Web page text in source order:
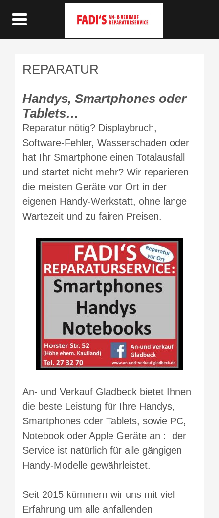
REPARATUR
Handys, Smartphones oder
Tablets…
Reparatur nötig? Displaybruch,
Software-Fehler, Wasserschaden oder
hat Ihr Smartphone einen Totalausfall
und startet nicht mehr? Wir reparieren
die meisten Geräte vor Ort in der
eigenen Handy-Werkstatt, ohne lange
Wartezeit und zu fairen Preisen.
An- und Verkauf Gladbeck bietet Ihnen
die beste Leistung für Ihre Handys,
Smartphones oder Tablets, sowie PC,
Notebook oder Apple Geräte an : der
Service ist natürlich für alle gängigen
Handy-Modelle gewährleistet.
Seit 2015 kümmern wir uns mit viel
Erfahrung um alle anfallenden